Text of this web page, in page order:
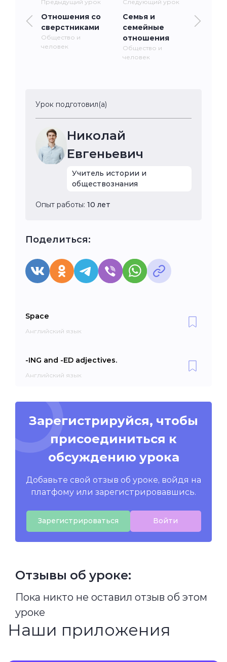
Предыдущий урок
Отношения со
сверстниками
Общество и
человек
Следующий урок
Семья и
семейные
отношения
Общество и
человек
Урок подготовил(а)
Николай
Евгеньевич
Учитель истории и
обществознания
Опыт работы: 10 лет
Поделиться:
Space
Английский язык
-ING and -ED adjectives.
Английский язык
Зарегистрируйся, чтобы
присоединиться к
обсуждению урока
Добавьте свой отзыв об уроке, войдя на
платфому или зарегистрировавшись.
Зарегистрироваться Войти
Отзывы об уроке:
Пока никто не оставил отзыв об этом
уроке
Наши приложения